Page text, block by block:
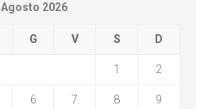
Agosto 2026
G V S D
1 2
6 7 8 9